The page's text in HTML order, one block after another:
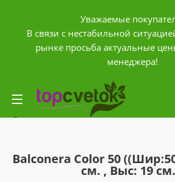
Уважаемые
В связи с нестабильной
рынке просьба актуальные
менеджера!
Отложенные
0
Balconera Color 50
см. , Выс: 19